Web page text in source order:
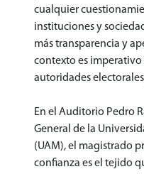
cualquier
instituciones y
más transparencia y
contexto es imperativo
autoridades
En el Auditorio Pedro
General de la
(UAM), el magistrado
confianza es el tejido